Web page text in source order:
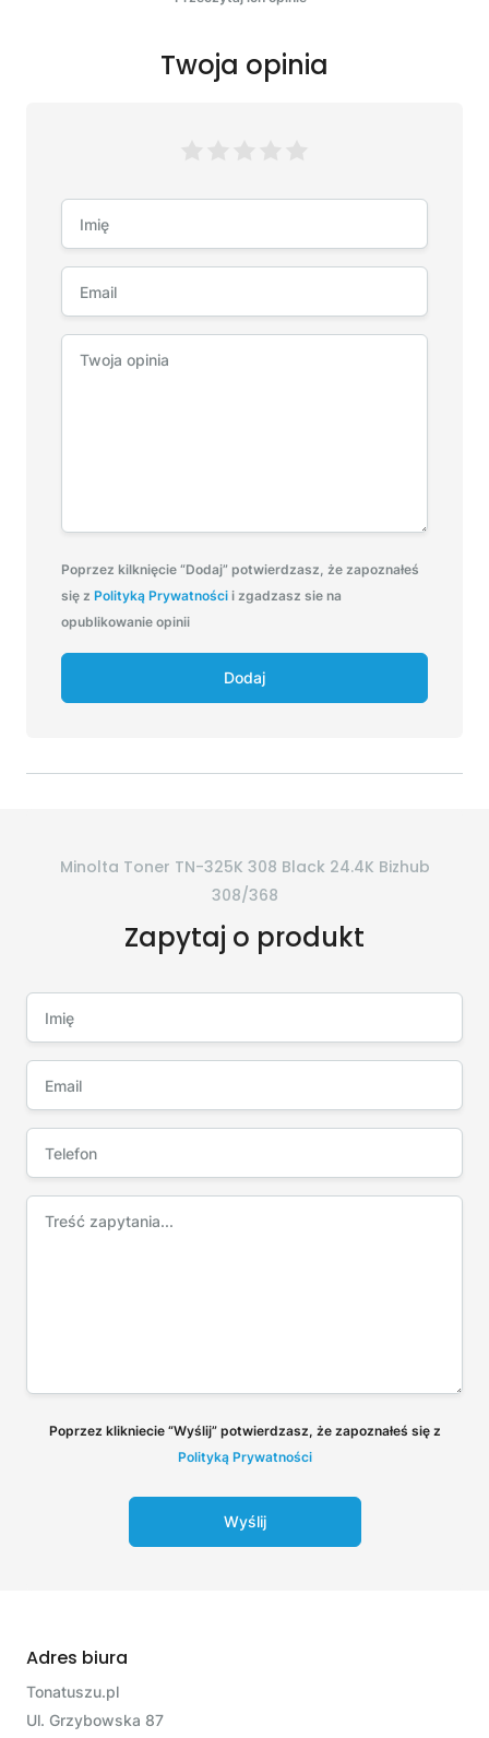
Twoja opinia
Poprzez kilknięcie “Dodaj” potwierdzasz, że zapoznałeś
się z Polityką Prywatności i zgadzasz sie na
opublikowanie opinii
Dodaj
Minolta Toner TN-325K 308 Black 24.4K Bizhub
308/368
Zapytaj o produkt
Poprzez klikniecie “Wyślij” potwierdzasz, że zapoznałeś się z
Polityką Prywatności
Wyślij
Adres biura
Tonatuszu.pl
Ul. Grzybowska 87